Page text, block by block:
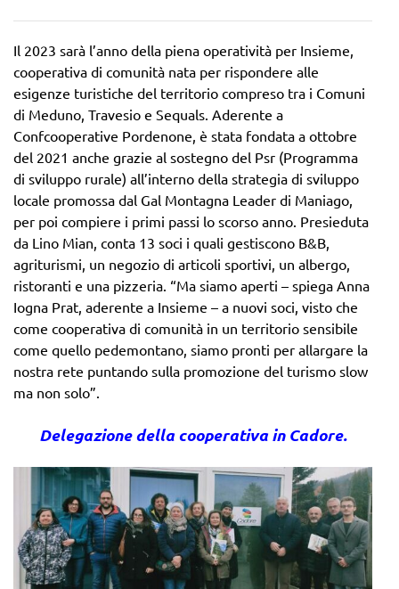
Il 2023 sarà l’anno della piena operatività per Insieme,
cooperativa di comunità nata per rispondere alle
esigenze turistiche del territorio compreso tra i Comuni
di Meduno, Travesio e Sequals. Aderente a
Confcooperative Pordenone, è stata fondata a ottobre
del 2021 anche grazie al sostegno del Psr (Programma
di sviluppo rurale) all’interno della strategia di sviluppo
locale promossa dal Gal Montagna Leader di Maniago,
per poi compiere i primi passi lo scorso anno. Presieduta
da Lino Mian, conta 13 soci i quali gestiscono B&B,
agriturismi, un negozio di articoli sportivi, un albergo,
ristoranti e una pizzeria. “Ma siamo aperti – spiega Anna
Iogna Prat, aderente a Insieme – a nuovi soci, visto che
come cooperativa di comunità in un territorio sensibile
come quello pedemontano, siamo pronti per allargare la
nostra rete puntando sulla promozione del turismo slow
ma non solo”.
Delegazione della cooperativa in Cadore.